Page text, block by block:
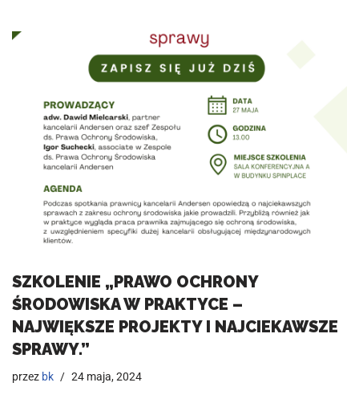
SZKOLENIE „PRAWO OCHRONY
ŚRODOWISKA W PRAKTYCE –
NAJWIĘKSZE PROJEKTY I NAJCIEKAWSZE
SPRAWY.”
przez bk 24 maja, 2024